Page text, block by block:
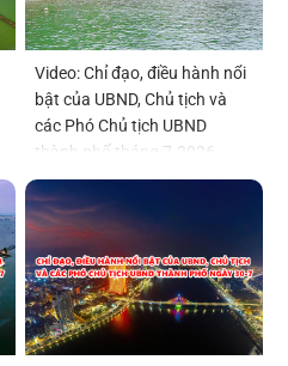
Video: Chỉ đạo, điều hành nổi
bật của UBND, Chủ tịch và
các Phó Chủ tịch UBND
thành phố tháng 7-2026